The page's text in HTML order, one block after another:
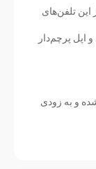
شده در این تلفن‌های
اپل پرچم‌دار
اکتبر 2020 معرفی شده و به زودی